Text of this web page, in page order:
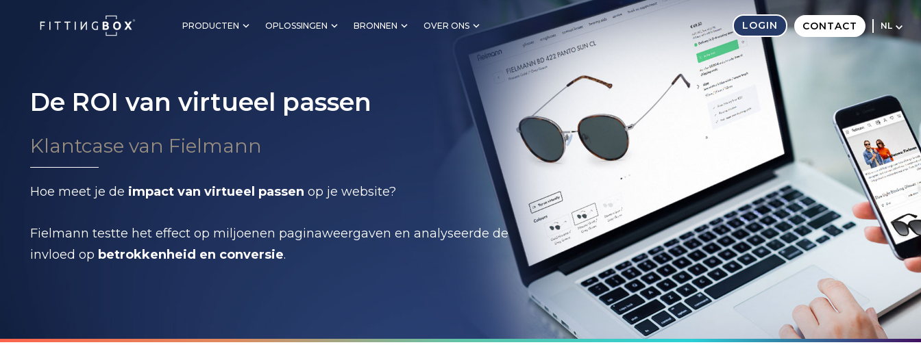
PRODUCTEN OPLOSSINGEN BRONNEN OVER ONS CONTACT
LOGIN NL
De ROI van virtueel passen
Klantcase van Fielmann
Hoe meet je de impact van virtueel passen op je website?
Fielmann testte het effect op miljoenen paginaweergaven en analyseerde de
invloed op betrokkenheid en conversie.